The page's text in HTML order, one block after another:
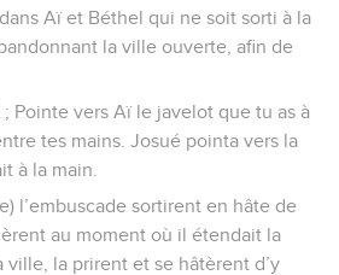
Aï et Béthel qui ne soit sorti à la
la ville ouverte, afin de
; Pointe vers Aï le javelot que tu as à
tes mains. Josué pointa vers la
à la main.
l’embuscade sortirent en hâte de
au moment où il étendait la
ville, la prirent et se hâtèrent d’y